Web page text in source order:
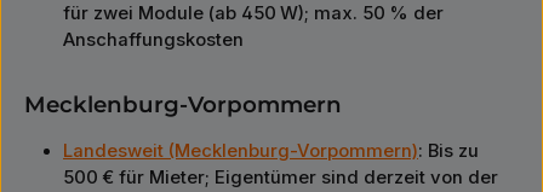
für zwei Module (ab 450 W); max. 50 % der
Anschaffungskosten
Mecklenburg-Vorpommern
Landesweit (Mecklenburg-Vorpommern): Bis zu
500 € für Mieter; Eigentümer sind derzeit von der